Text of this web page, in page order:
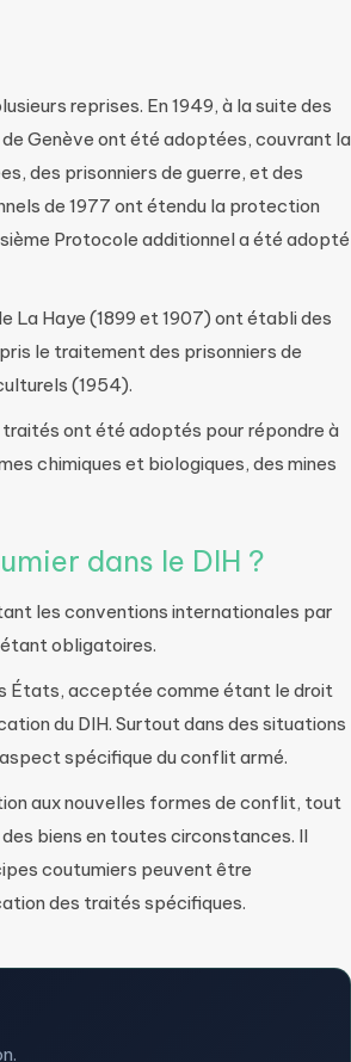
reprises. En 1949, à la suite des
Genève ont été adoptées, couvrant la
des prisonniers de guerre, et des
de 1977 ont étendu la protection
Protocole additionnel a été adopté
La Haye (1899 et 1907) ont établi des
le traitement des prisonniers de
(1954).
ont été adoptés pour répondre à
chimiques et biologiques, des mines
dans le DIH ?
les conventions internationales par
obligatoires.
États, acceptée comme étant le droit
du DIH. Surtout dans des situations
spécifique du conflit armé.
aux nouvelles formes de conflit, tout
biens en toutes circonstances. Il
coutumiers peuvent être
des traités spécifiques.